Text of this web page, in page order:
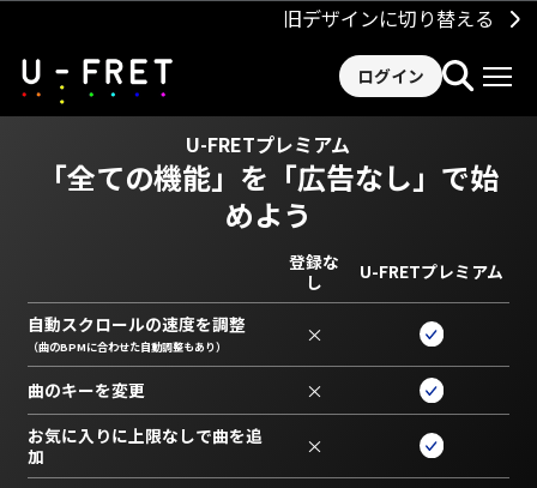
旧デザインに切り替える
ログイン
U-FRETプレミアム
「全ての機能」を 「広告なし」で始
めよう
登録な
し
U-FRETプレミアム
自動スクロールの速度を調整
（曲のBPMに合わせた自動調整もあり） ×
曲のキーを変更 ×
お気に入りに上限なしで曲を追
加
×